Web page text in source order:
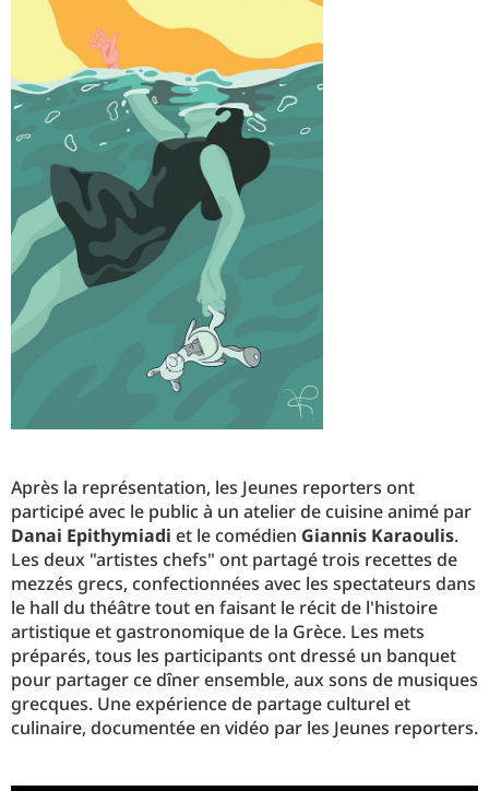
Après la représentation, les Jeunes reporters ont
participé avec le public à un atelier de cuisine animé par
Danai Epithymiadi et le comédien Giannis Karaoulis.
Les deux "artistes chefs" ont partagé trois recettes de
mezzés grecs, confectionnées avec les spectateurs dans
le hall du théâtre tout en faisant le récit de l'histoire
artistique et gastronomique de la Grèce. Les mets
préparés, tous les participants ont dressé un banquet
pour partager ce dîner ensemble, aux sons de musiques
grecques. Une expérience de partage culturel et
culinaire, documentée en vidéo par les Jeunes reporters.